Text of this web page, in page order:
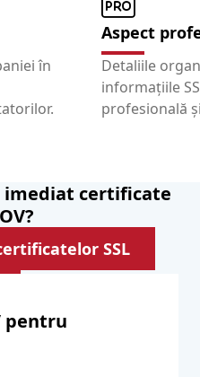
în
Aspect
Detaliile
informațiile
profesională
certificate
SSL
pentru